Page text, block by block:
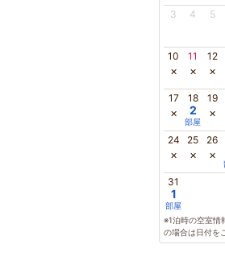
3 4 5
10
×
11
×
12
×
17
×
18
2
部屋
19
×
24
×
25
×
26
×
31
1
部屋
※1泊時の空室情
の場合は日付を